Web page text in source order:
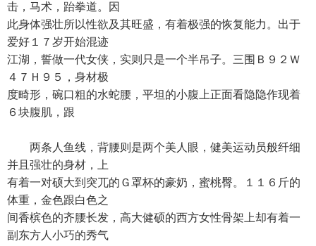
击，马术，跆拳道。因
此身体强壮所以性欲及其旺盛，有着极强的恢复能力。出于
爱好１７岁开始混迹
江湖，誓做一代女侠，实则只是一个半吊子。三围Ｂ９２Ｗ
４７Ｈ９５，身材极
度畸形，碗口粗的水蛇腰，平坦的小腹上正面看隐隐作现着
６块腹肌，跟
两条人鱼线，背腰则是两个美人眼，健美运动员般纤细
并且强壮的身材，上
有着一对硕大到突兀的Ｇ罩杯的豪奶，蜜桃臀。１１６斤的
体重，金色跟白色之
间香槟色的齐腰长发，高大健硕的西方女性骨架上却有着一
副东方人小巧的秀气